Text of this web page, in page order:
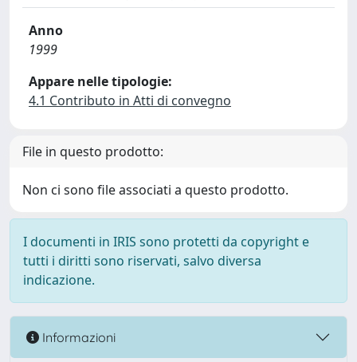
Anno
1999
Appare nelle tipologie:
4.1 Contributo in Atti di convegno
File in questo prodotto:
Non ci sono file associati a questo prodotto.
I documenti in IRIS sono protetti da copyright e
tutti i diritti sono riservati, salvo diversa
indicazione.
Informazioni